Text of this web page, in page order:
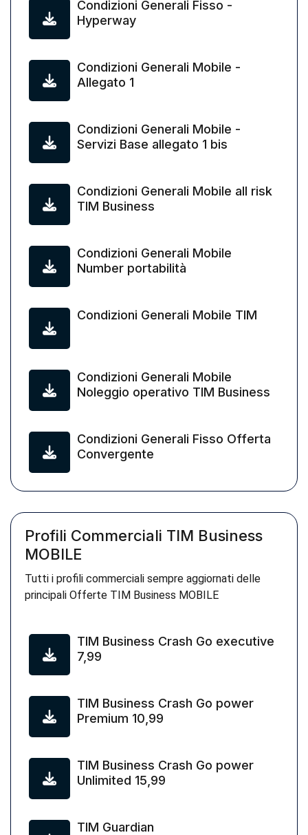
Condizioni Generali Fisso -
Hyperway
Condizioni Generali Mobile -
Allegato 1
Condizioni Generali Mobile -
Servizi Base allegato 1 bis
Condizioni Generali Mobile all risk
TIM Business
Condizioni Generali Mobile
Number portabilità
Condizioni Generali Mobile TIM
Condizioni Generali Mobile
Noleggio operativo TIM Business
Condizioni Generali Fisso Offerta
Convergente
Profili Commerciali TIM Business
MOBILE
Tutti i profili commerciali sempre aggiornati delle
principali Offerte TIM Business MOBILE
TIM Business Crash Go executive
7,99
TIM Business Crash Go power
Premium 10,99
TIM Business Crash Go power
Unlimited 15,99
TIM Guardian